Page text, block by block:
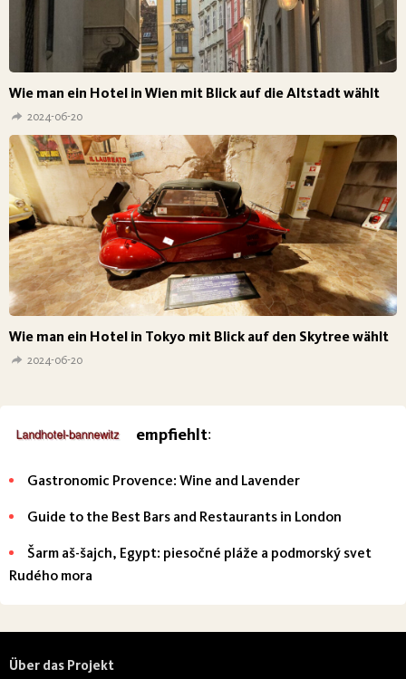
Wie man ein Hotel in Wien mit Blick auf die Altstadt wählt
2024-06-20
Wie man ein Hotel in Tokyo mit Blick auf den Skytree wählt
2024-06-20
empfiehlt:
Gastronomic Provence: Wine and Lavender
Guide to the Best Bars and Restaurants in London
Šarm aš-šajch, Egypt: piesočné pláže a podmorský svet
Rudého mora
Über das Projekt